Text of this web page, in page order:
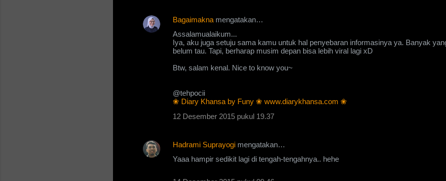
Bagaimakna mengatakan…
Assalamualaikum...
Iya, aku juga setuju sama kamu untuk hal penyebaran informasinya ya. Banyak
belum tau. Tapi, berharap musim depan bisa lebih viral lagi xD
Btw, salam kenal. Nice to know you~
@tehpocii
❀ Diary Khansa by Funy ❀ www.diarykhansa.com ❀
12 Desember 2015 pukul 19.37
Hadrami Suprayogi mengatakan…
Yaaa hampir sedikit lagi di tengah-tengahnya.. hehe